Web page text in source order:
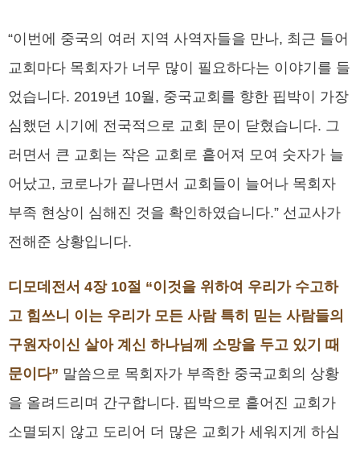
“이번에 중국의 여러 지역 사역자들을 만나, 최근 들어
교회마다 목회자가 너무 많이 필요하다는 이야기를 들
었습니다. 2019년 10월, 중국교회를 향한 핍박이 가장
심했던 시기에 전국적으로 교회 문이 닫혔습니다. 그
러면서 큰 교회는 작은 교회로 흩어져 모여 숫자가 늘
어났고, 코로나가 끝나면서 교회들이 늘어나 목회자
부족 현상이 심해진 것을 확인하였습니다.” 선교사가
전해준 상황입니다.
디모데전서 4장 10절 “이것을 위하여 우리가 수고하
고 힘쓰니 이는 우리가 모든 사람 특히 믿는 사람들의
구원자이신 살아 계신 하나님께 소망을 두고 있기 때
문이다” 말씀으로 목회자가 부족한 중국교회의 상황
을 올려드리며 간구합니다. 핍박으로 흩어진 교회가
소멸되지 않고 도리어 더 많은 교회가 세워지게 하심